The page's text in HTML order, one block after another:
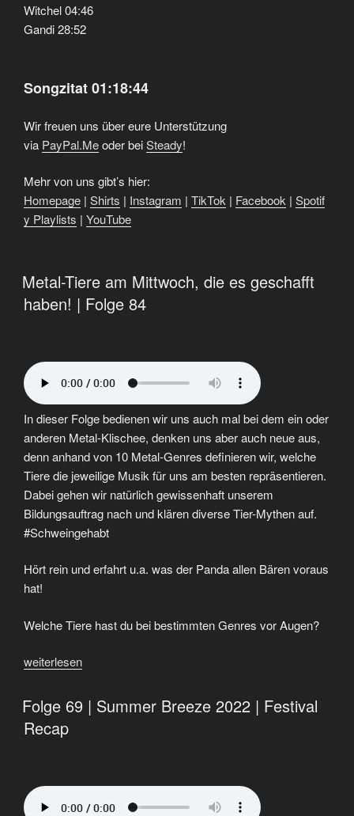
Witchel 04:46
Gandi 28:52
Songzitat 01:18:44
Wir freuen uns über eure Unterstützung
via ⁠⁠⁠⁠⁠PayPal.Me⁠⁠⁠⁠⁠oder bei⁠⁠⁠⁠⁠Steady⁠⁠⁠⁠⁠!
Mehr von uns gibt’s hier:
⁠⁠⁠⁠⁠Homepage⁠⁠⁠⁠⁠ | ⁠⁠⁠⁠⁠Shirts⁠⁠⁠⁠⁠ | ⁠⁠⁠⁠⁠Instagram⁠⁠⁠⁠⁠ | ⁠⁠⁠⁠⁠TikTok⁠⁠⁠⁠⁠ | ⁠⁠⁠⁠⁠Facebook⁠⁠⁠⁠⁠ | ⁠⁠⁠⁠⁠Spotif
y Playlists⁠⁠⁠⁠⁠ | ⁠⁠⁠⁠⁠YouTube⁠
Metal-Tiere am Mittwoch, die es geschafft
haben! | Folge 84
In dieser Folge bedienen wir uns auch mal bei dem ein oder
anderen Metal-Klischee, denken uns aber auch neue aus,
denn anhand von 10 Metal-Genres definieren wir, welche
Tiere die jeweilige Musik für uns am besten repräsentieren.
Dabei gehen wir natürlich gewissenhaft unserem
Bildungsauftrag nach und klären diverse Tier-Mythen auf.
#Schweingehabt
Hört rein und erfahrt u.a. was der Panda allen Bären voraus
hat!
Welche Tiere hast du bei bestimmten Genres vor Augen?
„Metal-
am
Mittwoch,
die
haben!
weiterlesen
Folge 69 | Summer Breeze 2022 | Festival
Recap